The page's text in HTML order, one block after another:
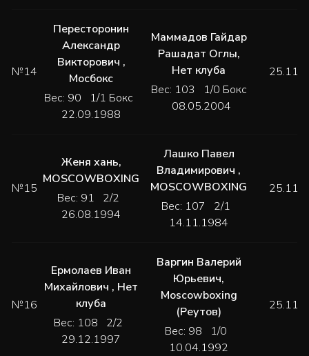
№14
Пересторонин
Александр
Викторович ,
Мосбокс
Вес: 90 1/1 Бокс
22.09.1988
Маммадов Гайдар
Рашадат Оглы,
Нет клуба
Вес: 103 1/0 Бокс
08.05.2004
№15
Женя хань,
MOSCOWBOXING
Вес: 91 2/2
26.08.1994
Лашко Павел
Владимирович ,
MOSCOWBOXING
Вес: 107 2/1
14.11.1984
№16
Ермолаев Иван
Михайлович , Нет
клуба
Вес: 108 2/2
29.12.1997
Варгин Валерий
Юрьевич,
Moscowboxing
(Реутов)
Вес: 98 1/0
10.04.1992